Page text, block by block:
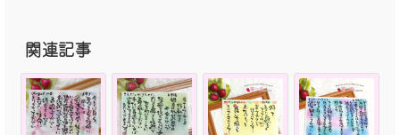
関連記事